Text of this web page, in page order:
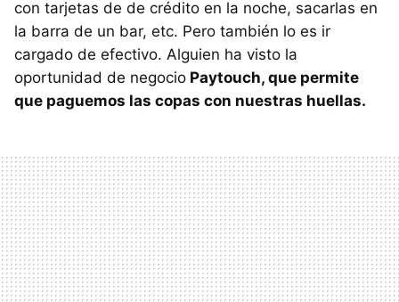
con tarjetas de de crédito en la noche, sacarlas en
la barra de un bar, etc. Pero también lo es ir
cargado de efectivo. Alguien ha visto la
oportunidad de negocio Paytouch, que permite
que paguemos las copas con nuestras huellas.